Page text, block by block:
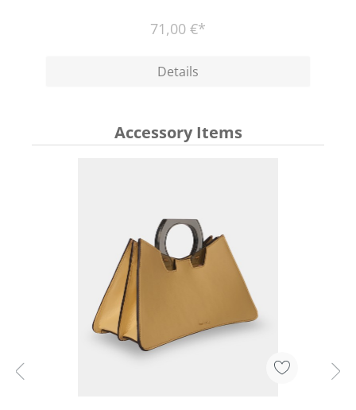
71,00 €*
Details
Accessory Items